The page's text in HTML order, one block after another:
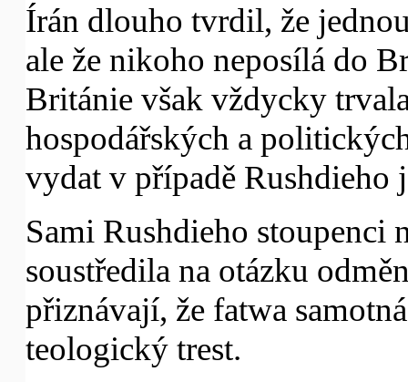
Írán dlouho tvrdil, že
ale že nikoho neposílá do
Británie však vždycky
hospodářských a
vydat v případě Rushdieho
Sami Rushdieho stoupenci
soustředila na otázku
přiznávají, že fatwa
teologický trest.